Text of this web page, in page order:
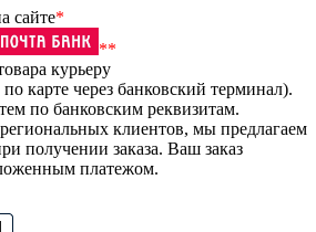
сайте*
**
курьеру
карте через банковский терминал).
по банковским реквизитам.
клиентов, мы предлагаем
получении заказа. Ваш заказ
платежом.